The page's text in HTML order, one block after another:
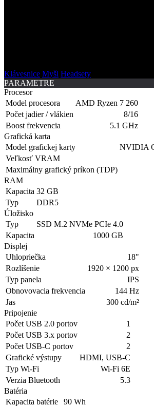
Klávesnice Myši Headsety
PARAMETRE
Procesor
Model procesora
AMD Ryzen 7 260
Počet jadier / vlákien
8/16
Boost frekvencia
5.1 GHz
Grafická karta
Model grafickej karty
NVIDIA
Veľkosť VRAM
Maximálny grafický príkon (TDP)
RAM
Kapacita 32 GB
Typ
DDR5
Úložisko
Typ
SSD M.2 NVMe PCIe 4.0
Kapacita
1000 GB
Displej
Uhlopriečka
18"
Rozlíšenie
1920 × 1200 px
Typ panela
IPS
Obnovovacia frekvencia
144 Hz
Jas
300 cd/m²
Pripojenie
Počet USB 2.0 portov
1
Počet USB 3.x portov
2
Počet USB-C portov
2
Grafické výstupy
HDMI, USB-C
Typ Wi-Fi
Wi-Fi 6E
Verzia Bluetooth
5.3
Batéria
Kapacita batérie
90 Wh